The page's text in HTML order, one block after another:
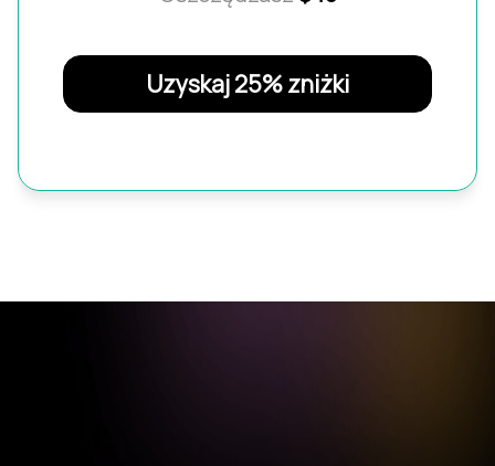
Uzyskaj 25% zniżki